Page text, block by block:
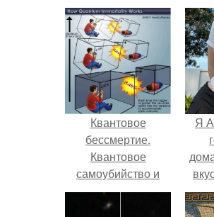
Квантовое
бессмертие.
Квантовое
самоубийство и
квантовое
бессмертие.
Я